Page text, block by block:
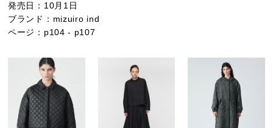
発売日： 10月1日
ブランド： mizuiro ind
ページ： p104 - p107